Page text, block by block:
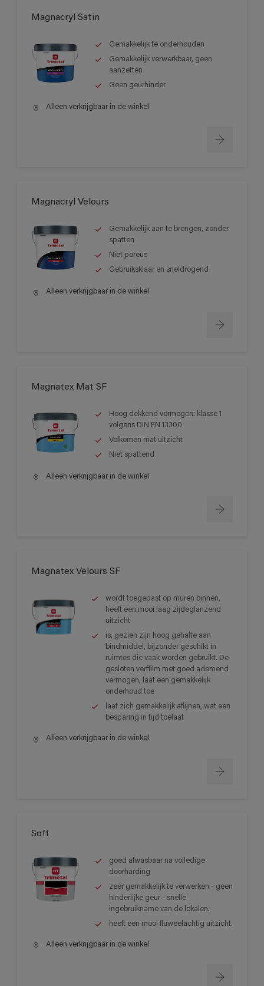
Magnacryl Satin
Gemakkelijk te onderhouden
Gemakkelijk verwerkbaar, geen
aanzetten
Geen geurhinder
Alleen verkrijgbaar in de winkel
Magnacryl Velours
Gemakkelijk aan te brengen, zonder
spatten
Niet poreus
Gebruiksklaar en sneldrogend
Alleen verkrijgbaar in de winkel
Magnatex Mat SF
Hoog dekkend vermogen: klasse 1
volgens DIN EN 13300
Volkomen mat uitzicht
Niet spattend
Alleen verkrijgbaar in de winkel
Magnatex Velours SF
wordt toegepast op muren binnen,
heeft een mooi laag zijdeglanzend
uitzicht
is, gezien zijn hoog gehalte aan
bindmiddel, bijzonder geschikt in
ruimtes die vaak worden gebruikt. De
gesloten verffilm met goed ademend
vermogen, laat een gemakkelijk
onderhoud toe
laat zich gemakkelijk aflijnen, wat een
besparing in tijd toelaat
Alleen verkrijgbaar in de winkel
Soft
goed afwasbaar na volledige
doorharding
zeer gemakkelijk te verwerken - geen
hinderlijke geur - snelle
ingebruikname van de lokalen.
heeft een mooi fluweelachtig uitzicht.
Alleen verkrijgbaar in de winkel